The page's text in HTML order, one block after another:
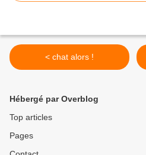
< chat alors !
Hébergé par Overblog
Top articles
Pages